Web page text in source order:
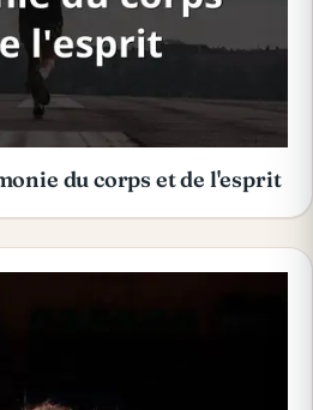
du corps et de l'esprit